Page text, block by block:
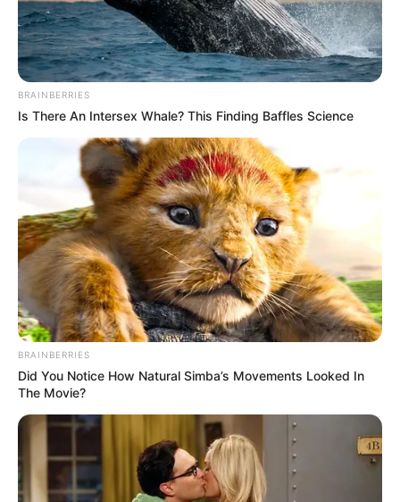
Categories
All
Schwarzwälder Kirschtorte
Ich kaufe kein Brot mehr, backe es zweimal
pro Woche: Jamie Oliver’s Brot mit nur 3 Zutaten
BRAINBERRIES
Is There An Intersex Whale? This Finding Baffles Science
BRAINBERRIES
Did You Notice How Natural Simba’s Movements Looked In
The Movie?